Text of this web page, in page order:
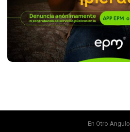
En Otro Angulo